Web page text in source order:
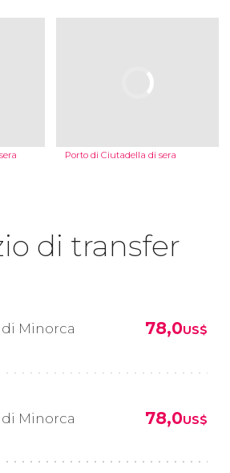
Porto di Ciutadella di sera
di transfer
Minorca
78,0US$
Minorca
78,0US$